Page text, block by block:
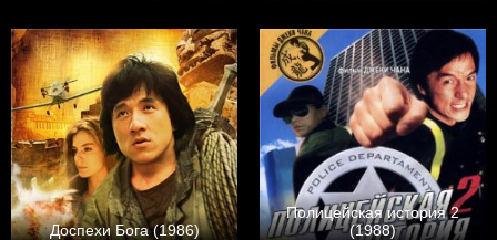
Доспехи Бога (1986)
Полицейская история 2
(1988)